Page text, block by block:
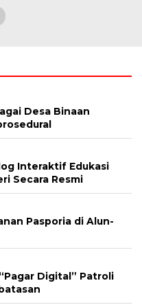
Desa Binaan
Interaktif Edukasi
Secara Resmi
Pasporia di Alun-
Digital” Patroli